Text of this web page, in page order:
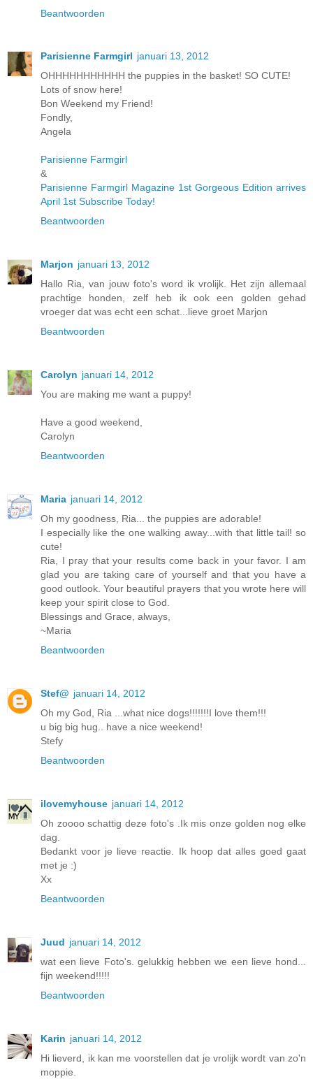
Beantwoorden
Parisienne Farmgirl januari 13, 2012
OHHHHHHHHHHH the puppies in the basket! SO CUTE!
Lots of snow here!
Bon Weekend my Friend!
Fondly,
Angela
Parisienne Farmgirl
&
Parisienne Farmgirl Magazine 1st Gorgeous Edition arrives
April 1st Subscribe Today!
Beantwoorden
Marjon januari 13, 2012
Hallo Ria, van jouw foto's word ik vrolijk. Het zijn allemaal
prachtige honden, zelf heb ik ook een golden gehad
vroeger dat was echt een schat...lieve groet Marjon
Beantwoorden
Carolyn januari 14, 2012
You are making me want a puppy!
Have a good weekend,
Carolyn
Beantwoorden
Maria januari 14, 2012
Oh my goodness, Ria... the puppies are adorable!
I especially like the one walking away...with that little tail! so
cute!
Ria, I pray that your results come back in your favor. I am
glad you are taking care of yourself and that you have a
good outlook. Your beautiful prayers that you wrote here will
keep your spirit close to God.
Blessings and Grace, always,
~Maria
Beantwoorden
Stef@ januari 14, 2012
Oh my God, Ria ...what nice dogs!!!!!!!I love them!!!
u big big hug.. have a nice weekend!
Stefy
Beantwoorden
ilovemyhouse januari 14, 2012
Oh zoooo schattig deze foto's .Ik mis onze golden nog elke
dag.
Bedankt voor je lieve reactie. Ik hoop dat alles goed gaat
met je :)
Xx
Beantwoorden
Juud januari 14, 2012
wat een lieve Foto's. gelukkig hebben we een lieve hond...
fijn weekend!!!!!
Beantwoorden
Karin januari 14, 2012
Hi lieverd, ik kan me voorstellen dat je vrolijk wordt van zo'n
moppie.